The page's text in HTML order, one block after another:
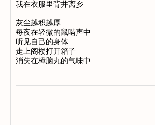
我在衣服里背井离乡
灰尘越积越厚
每夜在轻微的鼠啮声中
听见自己的身体
走上阁楼打开箱子